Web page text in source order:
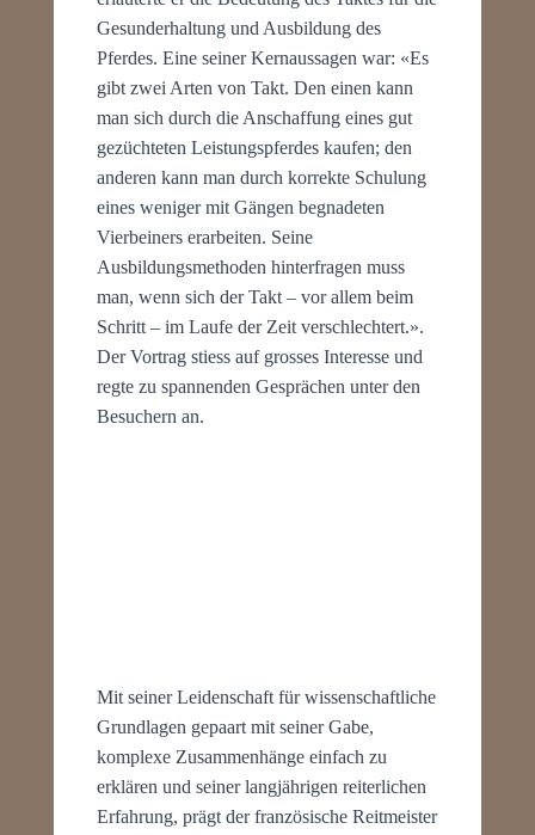
Gesunderhaltung und Ausbildung des
Pferdes. Eine seiner Kernaussagen war: «Es
gibt zwei Arten von Takt. Den einen kann
man sich durch die Anschaffung eines gut
gezüchteten Leistungspferdes kaufen; den
anderen kann man durch korrekte Schulung
eines weniger mit Gängen begnadeten
Vierbeiners erarbeiten. Seine
Ausbildungsmethoden hinterfragen muss
man, wenn sich der Takt – vor allem beim
Schritt – im Laufe der Zeit verschlechtert.».
Der Vortrag stiess auf grosses Interesse und
regte zu spannenden Gesprächen unter den
Besuchern an.
Mit seiner Leidenschaft für wissenschaftliche
Grundlagen gepaart mit seiner Gabe,
komplexe Zusammenhänge einfach zu
erklären und seiner langjährigen reiterlichen
Erfahrung, prägt der französische Reitmeister